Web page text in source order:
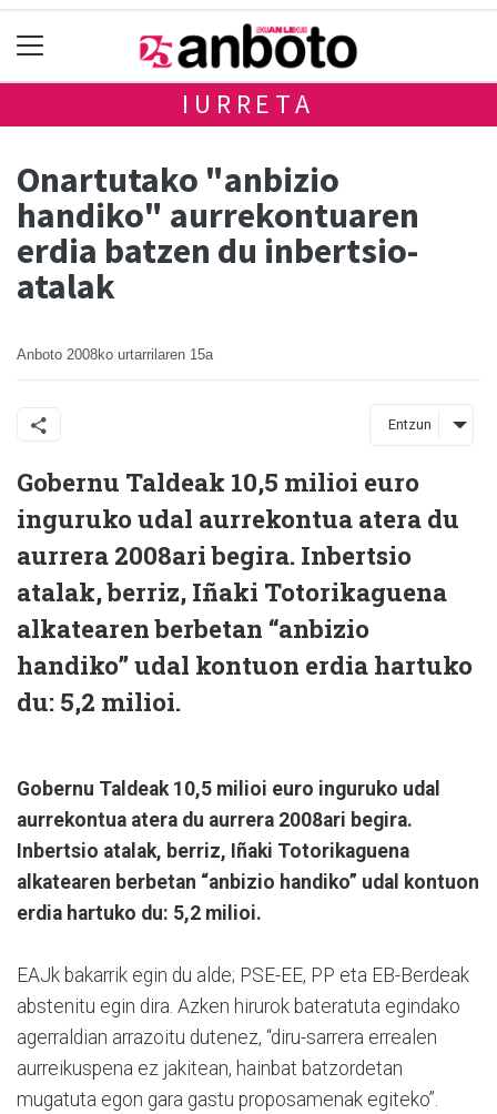
IURRETA
Onartutako "anbizio
handiko" aurrekontuaren
erdia batzen du inbertsio-
atalak
Anboto 2008ko urtarrilaren 15a
Entzun
Gobernu Taldeak 10,5 milioi euro
inguruko udal aurrekontua atera du
aurrera 2008ari begira. Inbertsio
atalak, berriz, Iñaki Totorikaguena
alkatearen berbetan “anbizio
handiko” udal kontuon erdia hartuko
du: 5,2 milioi.
Gobernu Taldeak 10,5 milioi euro inguruko udal
aurrekontua atera du aurrera 2008ari begira.
Inbertsio atalak, berriz, Iñaki Totorikaguena
alkatearen berbetan “anbizio handiko” udal kontuon
erdia hartuko du: 5,2 milioi.
EAJk bakarrik egin du alde; PSE-EE, PP eta EB-Berdeak
abstenitu egin dira. Azken hirurok bateratuta egindako
agerraldian arrazoitu dutenez, “diru-sarrera errealen
aurreikuspena ez jakitean, hainbat batzordetan
mugatuta egon gara gastu proposamenak egiteko”.